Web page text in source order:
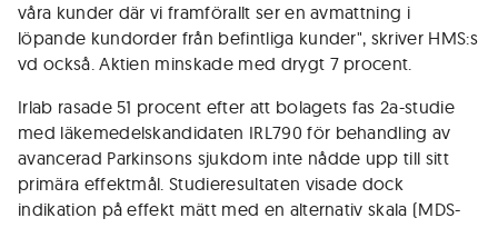
våra kunder där vi framförallt ser en avmattning i
löpande kundorder från befintliga kunder", skriver HMS:s
vd också. Aktien minskade med drygt 7 procent.
Irlab rasade 51 procent efter att bolagets fas 2a-studie
med läkemedelskandidaten IRL790 för behandling av
avancerad Parkinsons sjukdom inte nådde upp till sitt
primära effektmål. Studieresultaten visade dock
indikation på effekt mätt med en alternativ skala (MDS-